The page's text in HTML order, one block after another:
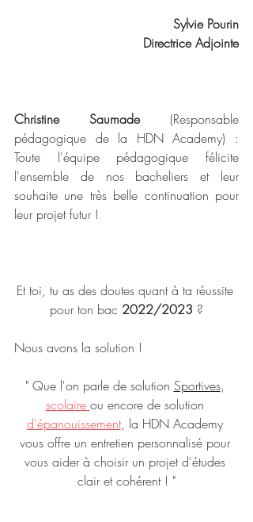
Sylvie Pourin
Directrice Adjointe
Christine Saumade (Responsable
pédagogique de la HDN Academy) :
Toute l'équipe pédagogique félicite
l'ensemble de nos bacheliers et leur
souhaite une très belle continuation pour
leur projet futur !
Et toi, tu as des doutes quant à ta réussite
pour ton bac 2022/2023 ?
Nous avons la solution !
" Que l'on parle de solution Sportives,
scolaire ou encore de solution
d'épanouissement, la HDN Academy
vous offre un entretien personnalisé pour
vous aider à choisir un projet d'études
clair et cohérent ! "